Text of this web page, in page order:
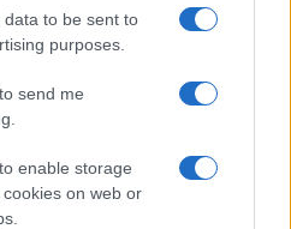
to be sent to
purposes.
send me
enable storage
on web or